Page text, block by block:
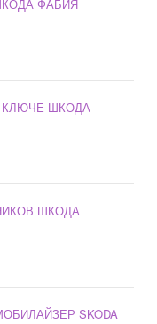
ФАБИЯ
КЛЮЧЕ ШКОДА
ШКОДА
SKODA